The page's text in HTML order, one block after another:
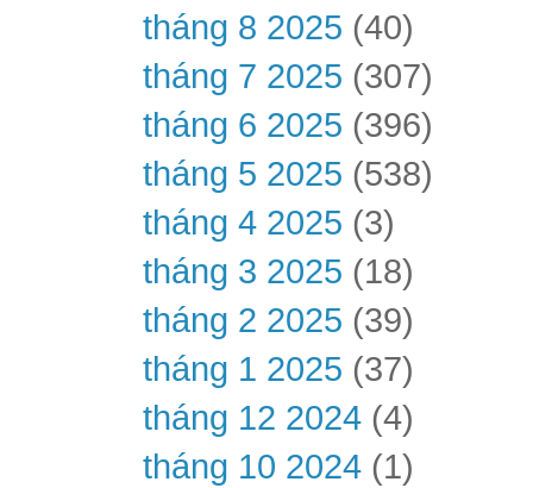
tháng 8 2025 (40)
tháng 7 2025 (307)
tháng 6 2025 (396)
tháng 5 2025 (538)
tháng 4 2025 (3)
tháng 3 2025 (18)
tháng 2 2025 (39)
tháng 1 2025 (37)
tháng 12 2024 (4)
tháng 10 2024 (1)